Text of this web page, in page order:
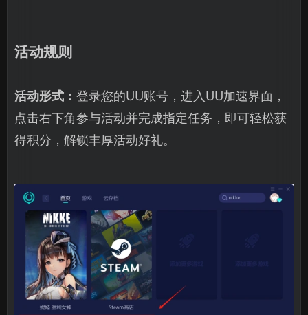
活动规则
活动形式： 登录您的UU账号，进入UU加速界面，
点击右下角参与活动并完成指定任务，即可轻松获
得积分，解锁丰厚活动好礼。